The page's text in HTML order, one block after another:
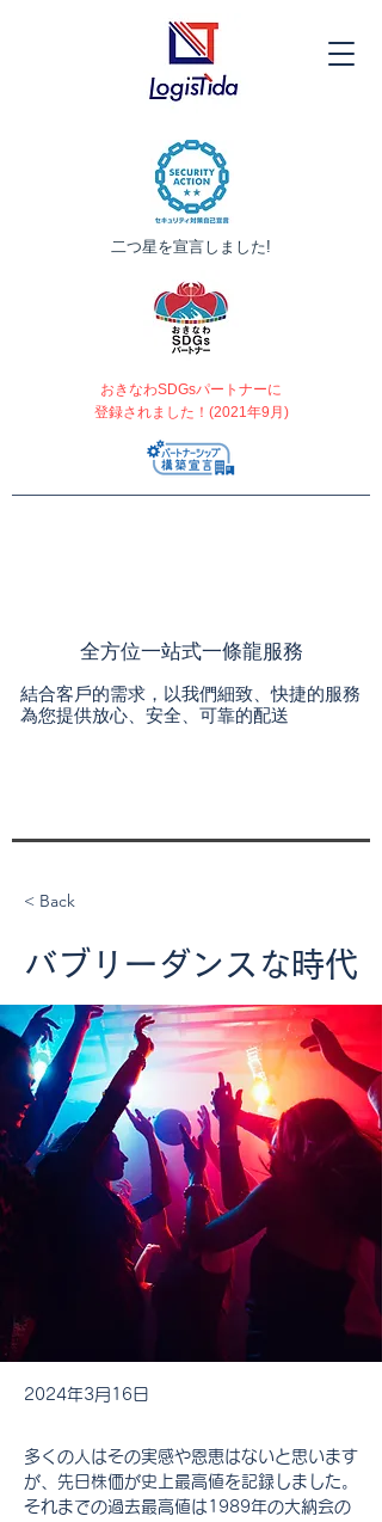
全方位一站式一條龍服務
結合客戶的需求，以我們細致、快捷的服務
為您提供放心、安全、可靠的配送
​二つ星を宣言しました!
おきなわSDGsパートナーに
登録されました！(2021年9月)
< Back
バブリーダンスな時代
2024年3月16日
多くの人はその実感や恩恵はないと思います
が、先日株価が史上最高値を記録しました。
それまでの過去最高値は1989年の大納会の